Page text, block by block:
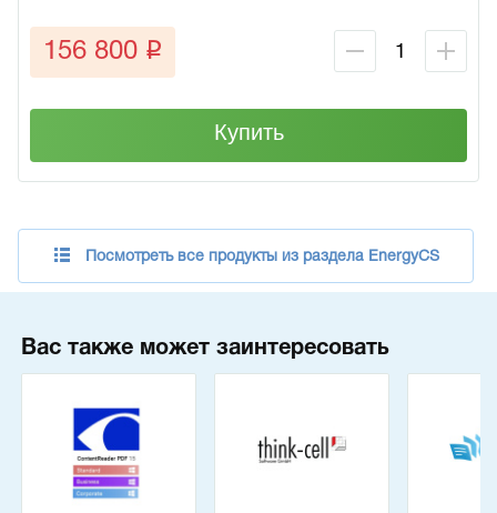
156 800 q
Купить
Посмотреть все продукты из раздела EnergyCS
Вас также может заинтересовать